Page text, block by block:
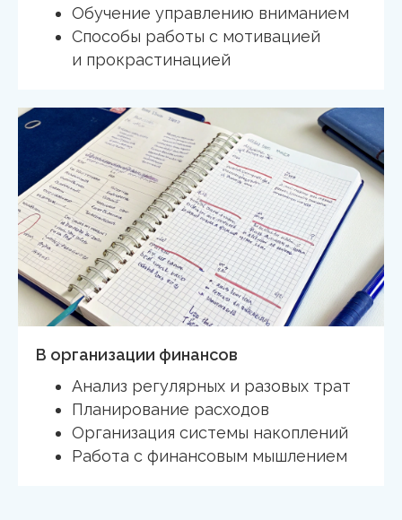
Обучение управлению вниманием
Способы работы с мотивацией
и прокрастинацией
В организации финансов
Анализ регулярных и разовых трат
Планирование расходов
Организация системы накоплений
Работа с финансовым мышлением